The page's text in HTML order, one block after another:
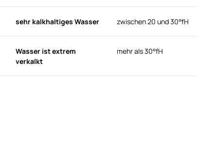
sehr kalkhaltiges Wasser zwischen 20 und 30°fH
Wasser ist extrem
verkalkt
mehr als 30°fH